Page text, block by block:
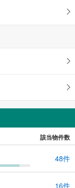
該当物件数
48件
16件